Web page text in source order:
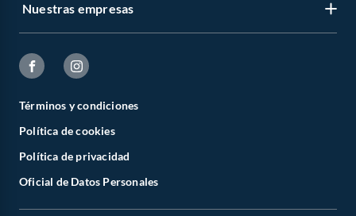
Nuestras empresas
Términos y condiciones
Política de cookies
Política de privacidad
Oficial de Datos Personales